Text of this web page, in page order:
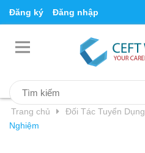
Đăng ký Đăng nhập
Trang chủ Đối Tác Tuyển Dụng
Nghiệm